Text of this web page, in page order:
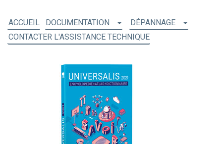
ACCUEIL DOCUMENTATION
DÉPANNAGE
CONTACTER L'ASSISTANCE TECHNIQUE